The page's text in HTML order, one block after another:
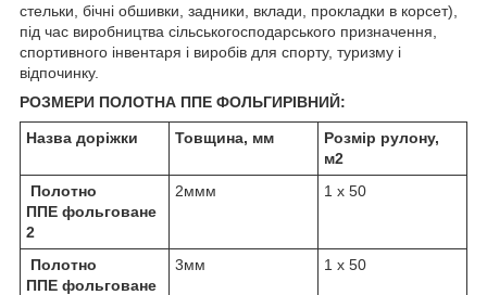
стельки, бічні обшивки, задники, вклади, прокладки в корсет),
під час виробництва сільськогосподарського призначення,
спортивного інвентаря і виробів для спорту, туризму і
відпочинку.
РОЗМЕРИ ПОЛОТНА ППЕ ФОЛЬГИРІВНИЙ:
Назва доріжки Товщина, мм
Розмір рулону,
м2
Полотно
ППЕ фольговане
2
2ммм 1 х 50
Полотно
ППЕ фольговане
3мм 1 х 50